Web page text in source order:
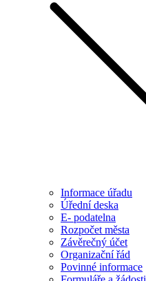
Informace úřadu
Úřední deska
E- podatelna
Rozpočet města
Závěrečný účet
Organizační řád
Povinné informace